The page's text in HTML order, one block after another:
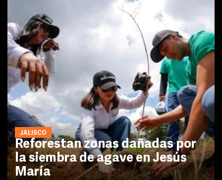
JALISCO
Reforestan zonas dañadas por
la siembra de agave en Jesús
María